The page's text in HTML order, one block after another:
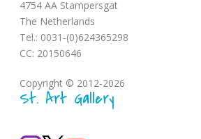
4754 AA Stampersgat
The Netherlands
Tel.: 0031-(0)624365298
CC: 20150646
Copyright © 2012-2026
St. Art Gallery